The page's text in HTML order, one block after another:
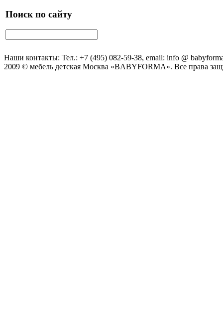
Поиск по сайту
Наши контакты: Тел.: +7 (495) 082-59-38, email: info @
2009 © мебель детская Москва «BABYFORMA». Все права